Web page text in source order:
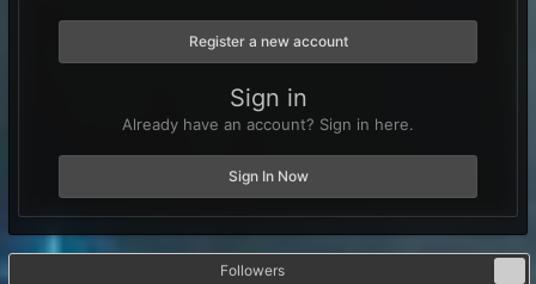
Register a new account
Sign in
Already have an account? Sign in here.
Sign In Now
Followers